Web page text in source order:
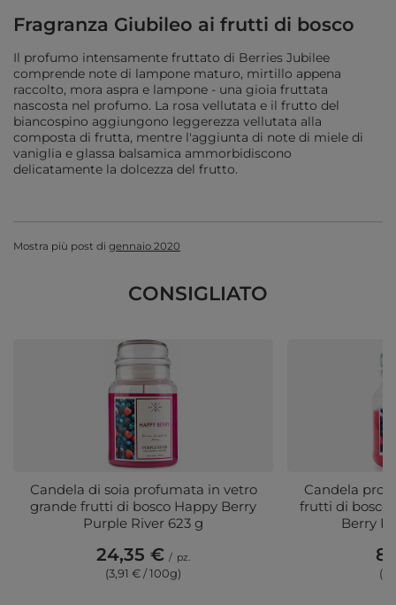
Fragranza Giubileo ai frutti di bosco
Il profumo intensamente fruttato di Berries Jubilee
comprende note di lampone maturo, mirtillo appena
raccolto, mora aspra e lampone - una gioia fruttata
nascosta nel profumo. La rosa vellutata e il frutto del
biancospino aggiungono leggerezza vellutata alla
composta di frutta, mentre l'aggiunta di note di miele di
vaniglia e glassa balsamica ammorbidiscono
delicatamente la dolcezza del frutto.
Mostra più post di gennaio 2020
CONSIGLIATO
Candela di soia profumata in vetro
grande frutti di bosco Happy Berry
Purple River 623 g
24,35 € / pz.
(3,91 € / 100g)
Candela
frutti di bosco
Berry